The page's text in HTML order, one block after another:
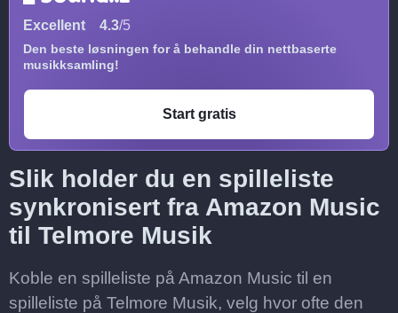
Excellent 4.3/5
Den beste løsningen for å behandle din nettbaserte
musikksamling!
Start gratis
Slik holder du en spilleliste
synkronisert fra Amazon Music
til Telmore Musik
Koble en spilleliste på Amazon Music til en
spilleliste på Telmore Musik, velg hvor ofte den